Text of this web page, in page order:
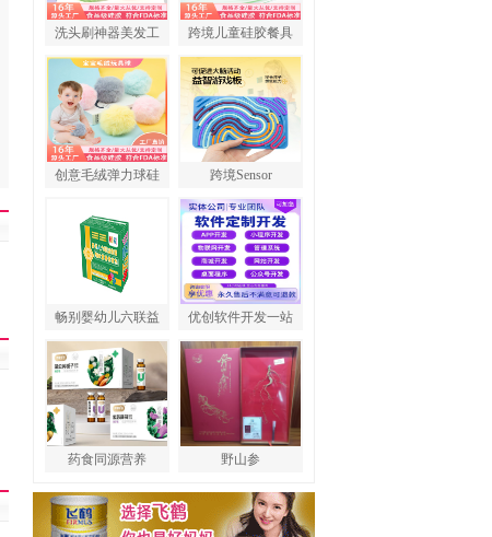
洗头刷神器美发工 跨境儿童硅胶餐具
创意毛绒弹力球硅 跨境Sensor
畅别婴幼儿六联益 优创软件开发一站
药食同源营养 野山参